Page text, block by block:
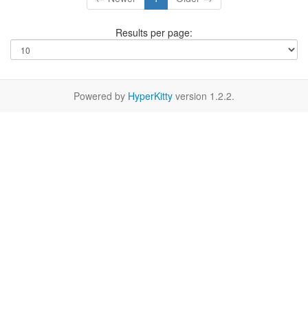
Results per page:
Powered by HyperKitty version 1.2.2.